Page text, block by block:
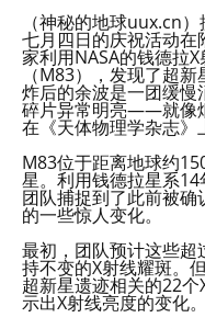
（神秘的地球uux.cn
七月四日的庆祝活动在
家利用NASA的钱德拉
（M83），发现了超
炸后的余波是一团缓慢
碎片异常明亮——就像
在《天体物理学杂志》
M83位于距离地球约
星。利用钱德拉星系
团队捕捉到了此前被
的一些惊人变化。
最初，团队预计这些
持不变的X射线耀斑。
超新星遗迹相关的22
示出X射线亮度的变化。